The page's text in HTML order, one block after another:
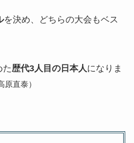
を決め、どちらの大会もベス
た歴代3人目の日本人 になりま
原直泰）